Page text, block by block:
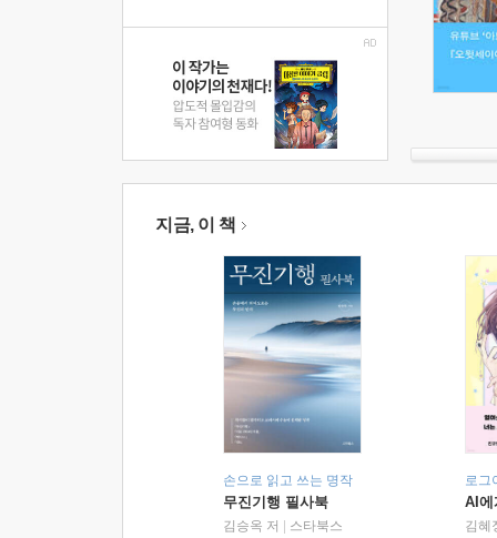
지금, 이 책
손으로 읽고 쓰는 명작
무진기행 필사북
김승옥 저
스타북스
로그
AI에
김혜